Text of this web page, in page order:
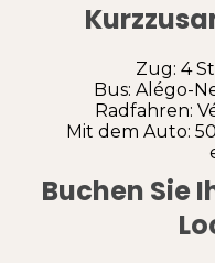
Zug: 4
Bus: Alégo-
Radfahren:
Mit dem Auto:
Buchen Sie